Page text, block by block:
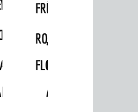
EINZELHANDELSKONZEPT
LÄRMAKTIONSPLAN
FRÜHLING
HERBST
RODENSTEINER
FLOHMARKT
„WOINEM
LIVE“
AM